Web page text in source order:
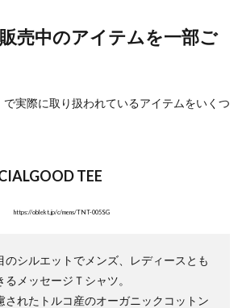
売中のアイテムを一部ご
実際に取り扱われているアイテムをいくつ
TEE
https://oblekt.jp/c/mens/TNT-005SG
のシルエットでメンズ、レディースとも
るメッセージＴシャツ。
されたトルコ産のオーガニックコットン